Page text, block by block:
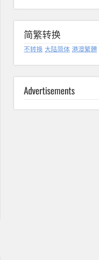
简繁转换
不转换 大陆简体 港澳繁體
Advertisements